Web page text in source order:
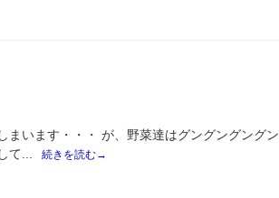
まいます・・・ が、野菜達はグングングングン
て...
続きを読む→